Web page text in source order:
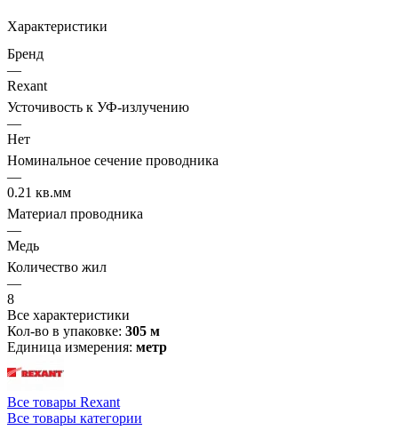
Характеристики
Бренд
—
Rexant
Усточивость к УФ-излучению
—
Нет
Номинальное сечение проводника
—
0.21 кв.мм
Материал проводника
—
Медь
Количество жил
—
8
Все характеристики
Кол-во в упаковке: 305 м
Единица измерения: метр
Все товары Rexant
Все товары категории